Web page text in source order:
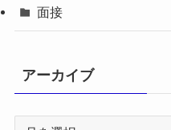
面接
アーカイブ